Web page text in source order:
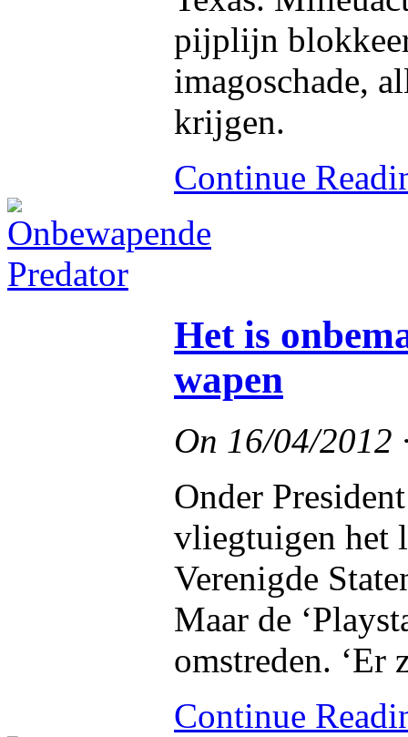
pijplijn
imagoschade,
krijgen.
Continue
Het is
wapen
On 16/04/2012
Onder
vliegtuigen het
Verenigde
Maar de
omstreden. ‘Er
Continue